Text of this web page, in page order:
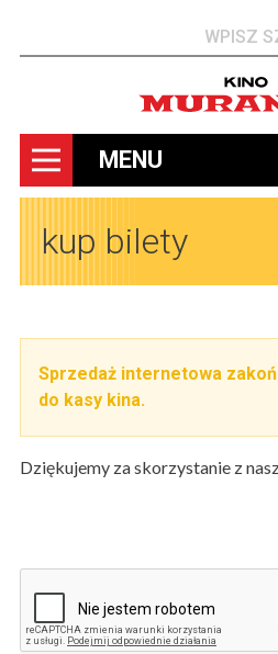
MENU
kup bilety
Sprzedaż internetowa
do kasy kina.
Dziękujemy za skorzystanie z